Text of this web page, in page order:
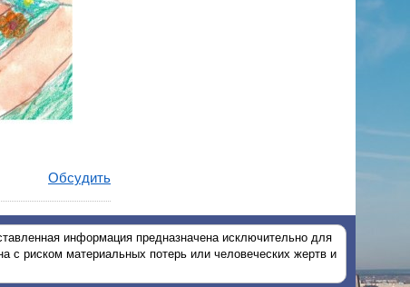
Обсудить
информация предназначена исключительно для
с риском материальных потерь или человеческих жертв и